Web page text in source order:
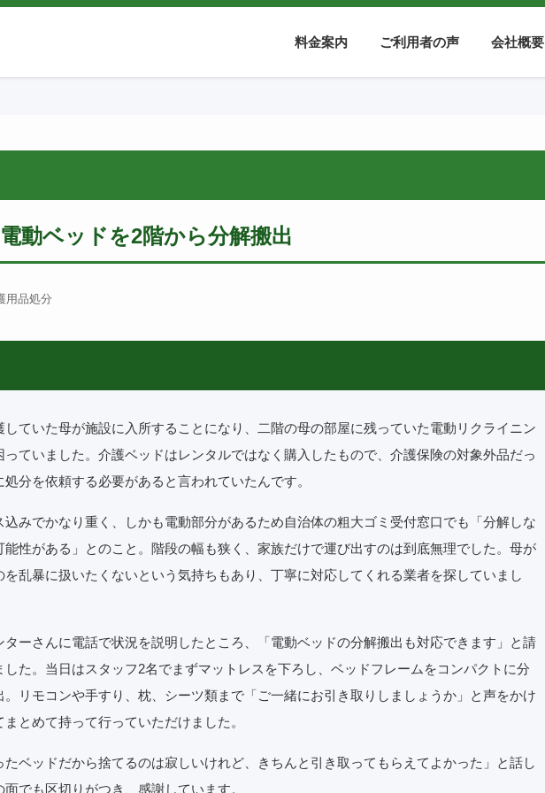
料金案内 ご利用者の声 会社概要
動ベッドを2階から分解搬出
用品処分
していた母が施設に入所することになり、二階の母の部屋に残っていた電動リクライニン
っていました。介護ベッドはレンタルではなく購入したもので、介護保険の対象外品だっ
分を依頼する必要があると言われていたんです。
込みでかなり重く、しかも電動部分があるため自治体の粗大ゴミ受付窓口でも「分解しな
能性がある」とのこと。階段の幅も狭く、家族だけで運び出すのは到底無理でした。母が
乱暴に扱いたくないという気持ちもあり、丁寧に対応してくれる業者を探していまし
ターさんに電話で状況を説明したところ、「電動ベッドの分解搬出も対応できます」と請
した。当日はスタッフ2名でまずマットレスを下ろし、ベッドフレームをコンパクトに分
。リモコンや手すり、枕、シーツ類まで「ご一緒にお引き取りしましょうか」と声をかけ
とめて持って行っていただけました。
ベッドだから捨てるのは寂しいけれど、きちんと引き取ってもらえてよかった」と話し
でも区切りがつき、感謝しています。